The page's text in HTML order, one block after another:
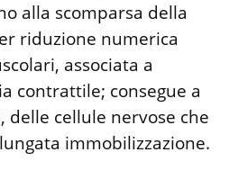
alla scomparsa della
riduzione numerica
associata a
contrattile; consegue a
delle cellule nervose che
immobilizzazione.